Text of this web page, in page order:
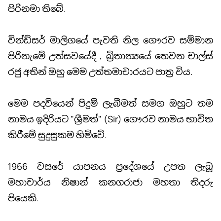
පිරිනමා තිබේ.
වින්ඩ්සර් මාලිගයේ පැවති නිල ගෞරව සම්මාන
පිරිනැමේ උත්සවයේදී , බ්‍රිතාන්‍යයේ තෙවන චාල්ස්
රජු අතින් ඔහු මෙම උත්තමාචාරයට පාත්‍ර විය.
මෙම පදවියෙන් පිදුම් ලැබීමත් සමග ඔහුට තම
නාමය ඉදිරියට "ශ්‍රීමත්" (Sir) ගෞරව නාමය භාවිත
කිරීමේ සුදුසුකම හිමිවේ.
1966 වසරේ යාපනය ප්‍රදේශයේ උපත ලැබූ
මහාචාර්ය නිෂාන් කනගරාජා මහතා තිදරු
පියෙකි.